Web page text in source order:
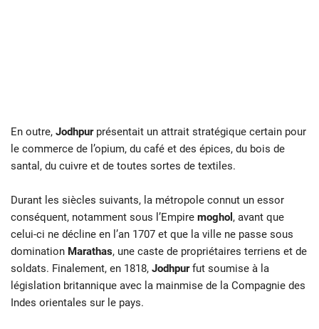
En outre, Jodhpurprésentait un attrait stratégique certain pour
le commerce de l’opium, du café et des épices, du bois de
santal, du cuivre et de toutes sortes de textiles.
Durant les siècles suivants, la métropole connut un essor
conséquent, notamment sous l’Empire moghol , avant que
celui-ci ne décline en l’an 1707 et que la ville ne passe sous
domination Marathas, une caste de propriétaires terriens et de
soldats. Finalement, en 1818, Jodhpurfut soumise à la
législation britannique avec la mainmise de la Compagnie des
Indes orientales sur le pays.